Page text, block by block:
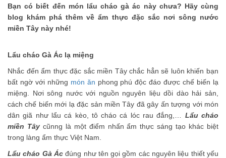
Những món ăn vặt không thể bỏ qua khi đến
Thái Lan
Bạn có biết đến món lẩu cháo gà ác này chưa? Hãy cùng
blog khám phá thêm về ẩm thực đặc sắc nơi sông nước
miền Tây này nhé!
Lẩu cháo Gà Ác lạ miệng
Nhắc đến ẩm thực đặc sắc miền Tây chắc hẳn sẽ luôn khiến bạn
bất ngờ với những món ăn phong phú độc đáo được chế biến lạ
miệng. Nơi sông nước với nguồn nguyên liệu dồi dào hải sản,
cách chế biến mới lạ đặc sản miền Tây đã gây ấn tượng với món
dân giã như lẩu cá kèo, tô cháo cá lóc rau đắng,… Lẩu cháo
miền Tâycũnng là một điểm nhấn ẩm thực sáng tạo khác biệt
trong làng ẩm thực Việt Nam.
Lẩu cháo Gà Ácđúng như tên gọi gồm các nguyên liệu thiết yếu